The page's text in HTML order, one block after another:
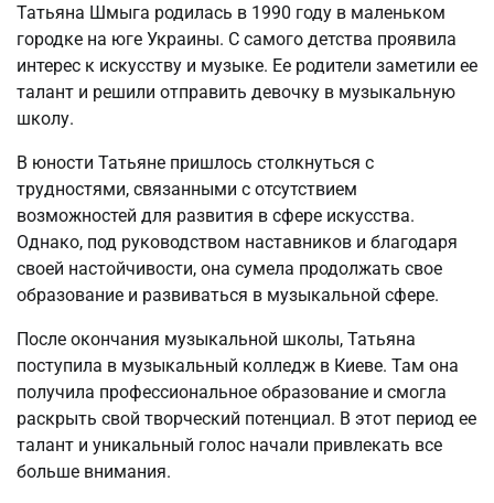
Татьяна Шмыга родилась в 1990 году в маленьком
городке на юге Украины. С самого детства проявила
интерес к искусству и музыке. Ее родители заметили ее
талант и решили отправить девочку в музыкальную
школу.
В юности Татьяне пришлось столкнуться с
трудностями, связанными с отсутствием
возможностей для развития в сфере искусства.
Однако, под руководством наставников и благодаря
своей настойчивости, она сумела продолжать свое
образование и развиваться в музыкальной сфере.
После окончания музыкальной школы, Татьяна
поступила в музыкальный колледж в Киеве. Там она
получила профессиональное образование и смогла
раскрыть свой творческий потенциал. В этот период ее
талант и уникальный голос начали привлекать все
больше внимания.